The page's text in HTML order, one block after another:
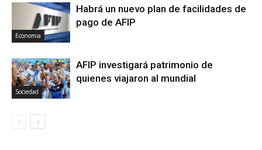
Economia
Habrá un nuevo plan de facilidades de
pago de AFIP
Sociedad
AFIP investigará patrimonio de
quienes viajaron al mundial